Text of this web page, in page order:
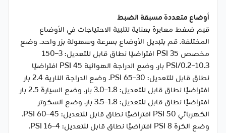
أوضاع متعددة مسبقة الضبط
قيم ضغط معايرة بعناية لتلبية الاحتياجات في الأوضاع
المختلفة. قم بتبديل الأوضاع بسرعة وسهولة بزر واحد. وضع
مخصص 35 PSI افتراضيًا نطاق قابل للتعديل: 3–150
PSI/0.2–10.3 بار. وضع الدراجة الهوائية 45 PSI افتراضيًا
نطاق قابل للتعديل: 30–65 PSI. وضع الدراجة النارية 2.4 بار
افتراضيًا نطاق قابل للتعديل: 1.8–3.0 بار. وضع السيارة 2.5 بار
افتراضيًا نطاق قابل للتعديل: 1.8–3.5 بار. وضع السكوتر
الكهربائي 50 PSI افتراضيًا نطاق قابل للتعديل: 45–60 PSI.
وضع الكرة 8 PSI افتراضيًا نطاق قابل للتعديل: 4–16 PSI.